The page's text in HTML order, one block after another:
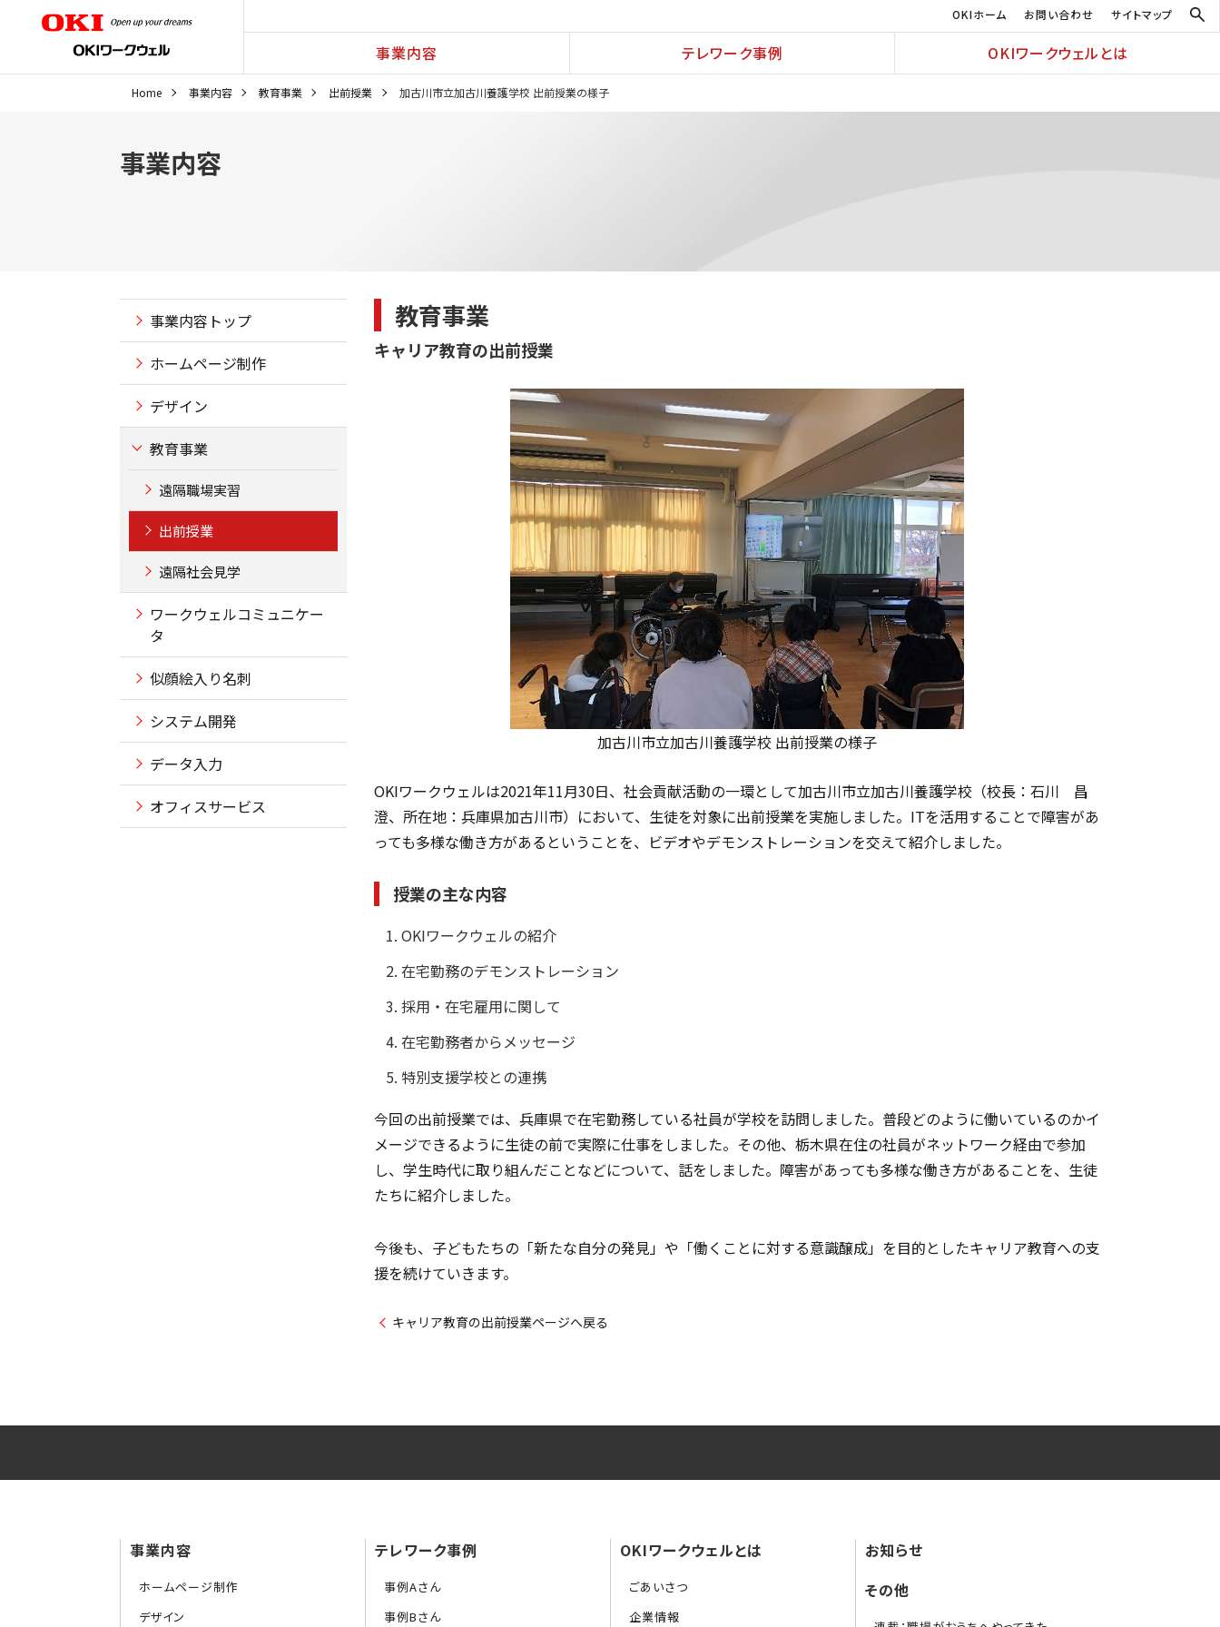
OKIホーム お問い合わせ サイトマップ
事業内容 テレワーク事例 OKIワークウェルとは
Home 事業内容 教育事業 出前授業 加古川市立加古川養護学校 出前授業の様子
事業内容
教育事業
キャリア教育の出前授業
加古川市立加古川養護学校 出前授業の様子
OKIワークウェルは2021年11月30日、社会貢献活動の一環として加古川市立加古川養護学校（校長：石川 昌
澄、所在地：兵庫県加古川市）において、生徒を対象に出前授業を実施しました。ITを活用することで障害があ
っても多様な働き方があるということを、ビデオやデモンストレーションを交えて紹介しました。
授業の主な内容
OKIワークウェルの紹介
在宅勤務のデモンストレーション
採用・在宅雇用に関して
在宅勤務者からメッセージ
特別支援学校との連携
今回の出前授業では、兵庫県で在宅勤務している社員が学校を訪問しました。普段どのように働いているのかイ
メージできるように生徒の前で実際に仕事をしました。その他、栃木県在住の社員がネットワーク経由で参加
し、学生時代に取り組んだことなどについて、話をしました。障害があっても多様な働き方があることを、生徒
たちに紹介しました。
今後も、子どもたちの「新たな自分の発見」や「働くことに対する意識醸成」を目的としたキャリア教育への支
援を続けていきます。
キャリア教育の出前授業ページへ戻る
事業内容トップ
ホームページ制作
デザイン
教育事業
遠隔職場実習
出前授業
遠隔社会見学
ワークウェルコミュニケー
タ
似顔絵入り名刺
システム開発
データ入力
オフィスサービス
事業内容
ホームページ制作
デザイン
テレワーク事例
事例Aさん
事例Bさん
OKIワークウェルとは
ごあいさつ
企業情報
お知らせ
その他